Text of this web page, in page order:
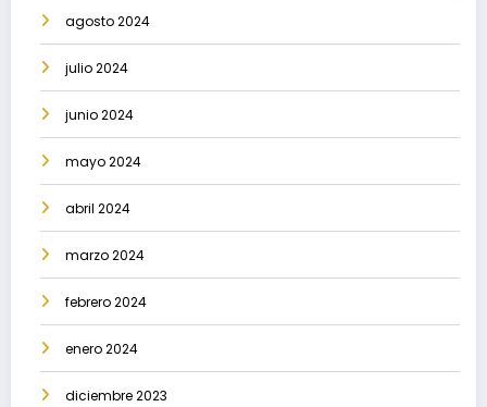
agosto 2024
julio 2024
junio 2024
mayo 2024
abril 2024
marzo 2024
febrero 2024
enero 2024
diciembre 2023